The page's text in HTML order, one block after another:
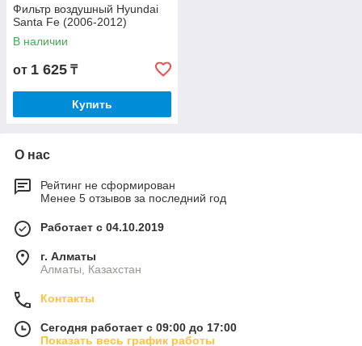
Фильтр воздушный Hyundai
Santa Fe (2006-2012)
В наличии
от 1 625 ₸
Купить
О нас
Рейтинг не сформирован
Менее 5 отзывов за последний год
Работает с 04.10.2019
г. Алматы
Алматы, Казахстан
Контакты
Сегодня работает с 09:00 до 17:00
Показать весь график работы